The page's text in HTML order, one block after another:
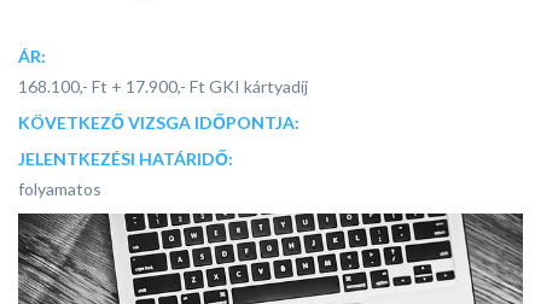
ÁR:
168.100,- Ft + 17.900,- Ft GKI kártyadíj
KÖVETKEZŐ VIZSGA IDŐPONTJA:
JELENTKEZÉSI HATÁRIDŐ:
folyamatos